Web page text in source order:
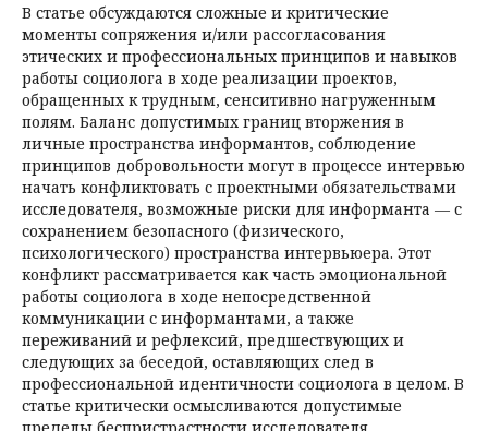
В статье обсуждаются сложные и критические
моменты сопряжения и/или рассогласования
этических и профессиональных принципов и навыков
работы социолога в ходе реализации проектов,
обращенных к трудным, сенситивно нагруженным
полям. Баланс допустимых границ вторжения в
личные пространства информантов, соблюдение
принципов добровольности могут в процессе интервью
начать конфликтовать с проектными обязательствами
исследователя, возможные риски для информанта — с
сохранением безопасного (физического,
психологического) пространства интервьюера. Этот
конфликт рассматривается как часть эмоциональной
работы социолога в ходе непосредственной
коммуникации с информантами, а также
переживаний и рефлексий, предшествующих и
следующих за беседой, оставляющих след в
профессиональной идентичности социолога в целом. В
статье критически осмысливаются допустимые
пределы беспристрастности исследователя,